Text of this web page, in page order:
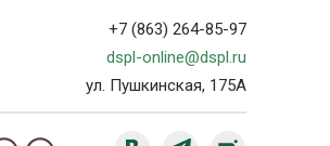
+7 (863) 264-85-97
dspl-online@dspl.ru
ул. Пушкинская, 175А